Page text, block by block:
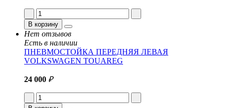
В корзину
Нет отзывов
Есть в наличии
ПНЕВМОСТОЙКА ПЕРЕДНЯЯ ЛЕВАЯ
VOLKSWAGEN TOUAREG
24 000 ₽